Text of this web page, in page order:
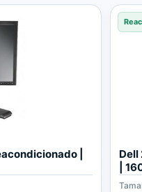
|
Dell
|